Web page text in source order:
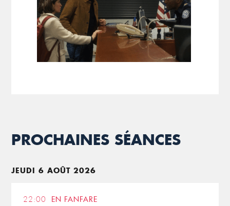
PROCHAINES SÉANCES
JEUDI 6 AOÛT 2026
22:00 EN FANFARE